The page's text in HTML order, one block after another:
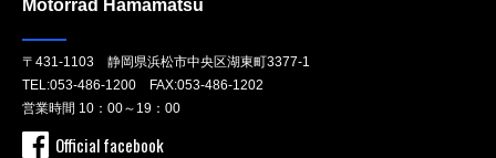
Motorrad Hamamatsu
〒431-1103 静岡県浜松市中央区湖東町3377-1
TEL:053-486-1200 FAX:053-486-1202
営業時間 10：00～19：00
Official facebook